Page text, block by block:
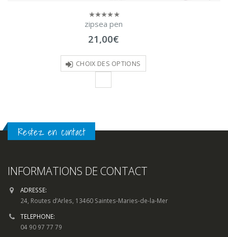
0
5
TOBIIKA flottant
30,00
CHOIX DES OPTIONS
Restez en contact
INFORMATIONS DE CONTACT
ADRESSE:
24, Routes d’Arles, 13460 Saintes-Maries-de-la-Mer
TELEPHONE:
04 90 97 77 79